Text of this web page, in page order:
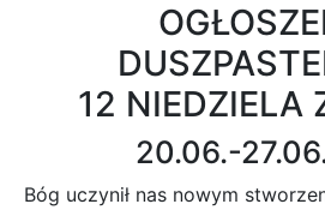
12 NIEDZIELA
20.06.-
Bóg uczynił nas nowym